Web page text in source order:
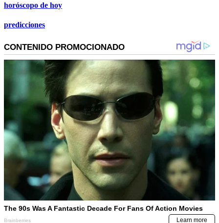
horóscopo de hoy
predicciones